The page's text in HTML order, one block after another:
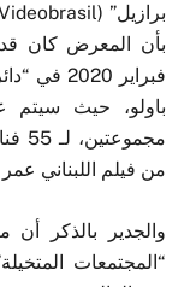
من فيلم اللبناني
“المجتمعات